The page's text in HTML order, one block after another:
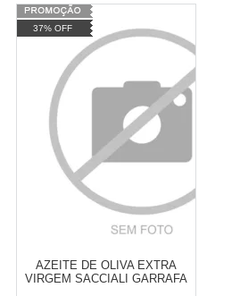
37% OFF
AZEITE DE OLIVA EXTRA
VIRGEM SACCIALI GARRAFA